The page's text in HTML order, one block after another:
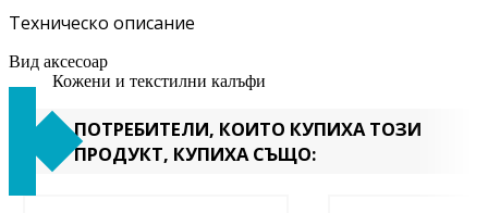
Техническо описание
Вид аксесоар
Кожени и текстилни калъфи
ПОТРЕБИТЕЛИ, КОИТО КУПИХА ТОЗИ
ПРОДУКТ, КУПИХА СЪЩО: